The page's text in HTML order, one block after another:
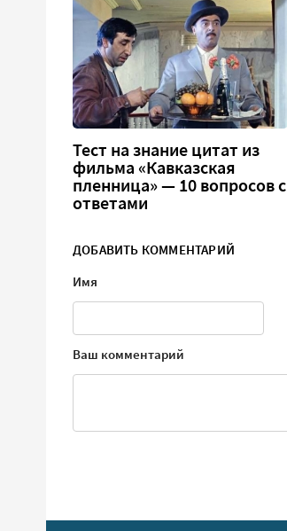
Тест на знание цитат из
фильма «Кавказская
пленница» — 10 вопросов с
ответами
ДОБАВИТЬ КОММЕНТАРИЙ
Имя
Ваш комментарий